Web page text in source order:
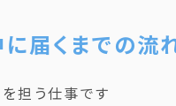
届くまでの流
担う仕事です